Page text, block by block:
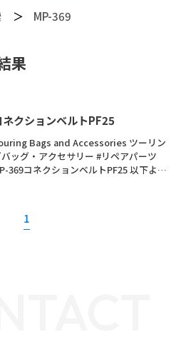
MP-369
果
ネクションベルトPF25
Bags and Accessories ツーリン
ッグ・アクセサリー #リペアパーツ
369コネクションベルトPF25 以下より
POM 部品構成 本体×1 サイズ
1